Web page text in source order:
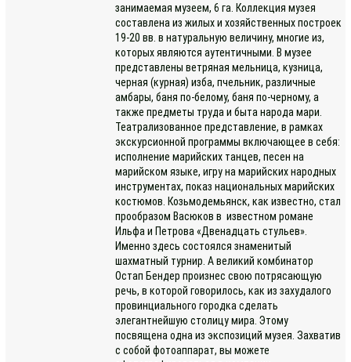
занимаемая музеем, 6 га. Коллекция музея
составлена из жилых и хозяйственных построек
19-20 вв. в натуральную величину, многие из,
которых являются аутентичными. В музее
представлены ветряная мельница, кузница,
черная (курная) изба, пчельник, различные
амбары, баня по-белому, баня по-черному, а
также предметы труда и быта народа мари.
Театрализованное представление, в рамках
экскурсионной программы включающее в себя:
исполнение марийских танцев, песен на
марийском языке, игру на марийских народных
инструментах, показ национальных марийских
костюмов. Козьмодемьянск, как известно, стал
прообразом Васюков в известном романе
Ильфа и Петрова «Двенадцать стульев».
Именно здесь состоялся знаменитый
шахматный турнир. А великий комбинатор
Остап Бендер произнес свою потрясающую
речь, в которой говорилось, как из захудалого
провинциального городка сделать
элегантнейшую столицу мира. Этому
посвящена одна из экспозиций музея. Захватив
с собой фотоаппарат, вы можете